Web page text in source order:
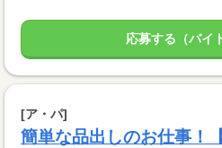
応募する（バイ
[ア・パ]
簡単な品出しのお仕事！